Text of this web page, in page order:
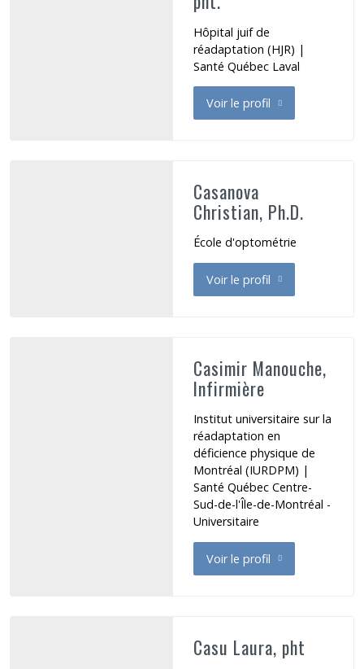
Hôpital juif de
réadaptation (HJR) |
Santé Québec Laval
Voir le profil
de Campo Loredana
Casanova
Christian, Ph.D.
École d'optométrie
Voir le profil
de Casanova Christian
Casimir Manouche,
Infirmière
Institut universitaire sur la
réadaptation en
déficience physique de
Montréal (IURDPM) |
Santé Québec Centre-
Sud-de-l'Île-de-Montréal -
Universitaire
Voir le profil
de Casimir Manouche
Casu Laura, pht